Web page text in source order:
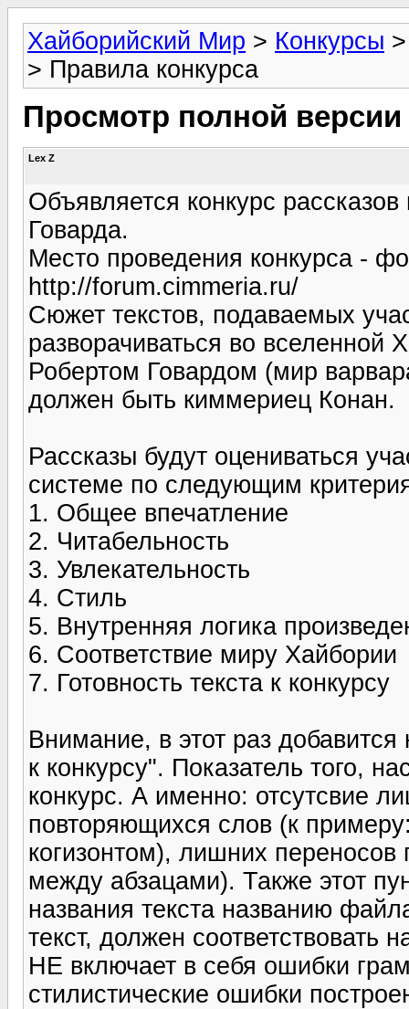
Хайборийский Мир > Конкурсы
> Правила конкурса
Просмотр полной
Lex Z
Объявляется конкурс
Говарда.
Место проведения конкурса -
http://forum.cimmeria.ru/
Сюжет текстов, подаваемых
разворачиваться во вселенной
Робертом Говардом (мир
должен быть киммериец Конан.
Рассказы будут оцениваться
системе по следующим
1. Общее впечатление
2. Читабельность
3. Увлекательность
4. Стиль
5. Внутренняя логика
6. Соответствие миру Хайбории
7. Готовность текста к конкурсу
Внимание, в этот раз добавится
к конкурсу". Показатель того,
конкурс. А именно: отсутсвие
повторяющихся слов (к
когизонтом), лишних переносов
между абзацами). Также этот
названия текста названию
текст, должен соответствовать
НЕ включает в себя ошибки
стилистические ошибки